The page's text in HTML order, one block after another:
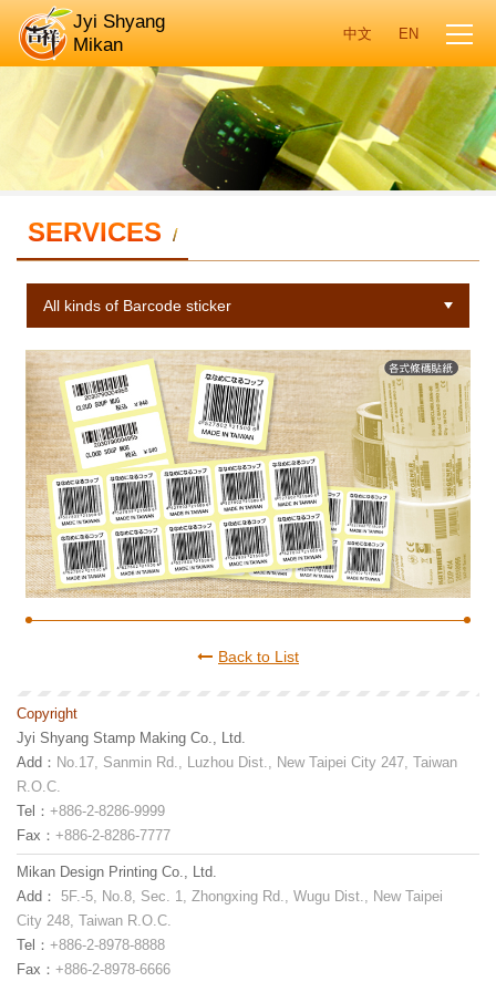
Jyi Shyang
Mikan
SERVICES /
All kinds of Barcode sticker
Back to List
Copyright
Jyi Shyang Stamp Making Co., Ltd.
Add： No.17, Sanmin Rd., Luzhou Dist., New Taipei City 247, Taiwan
R.O.C.
Tel： +886-2-8286-9999
Fax： +886-2-8286-7777
Mikan Design Printing Co., Ltd.
Add： 5F.-5, No.8, Sec. 1, Zhongxing Rd., Wugu Dist., New Taipei
City 248, Taiwan R.O.C.
Tel： +886-2-8978-8888
Fax： +886-2-8978-6666